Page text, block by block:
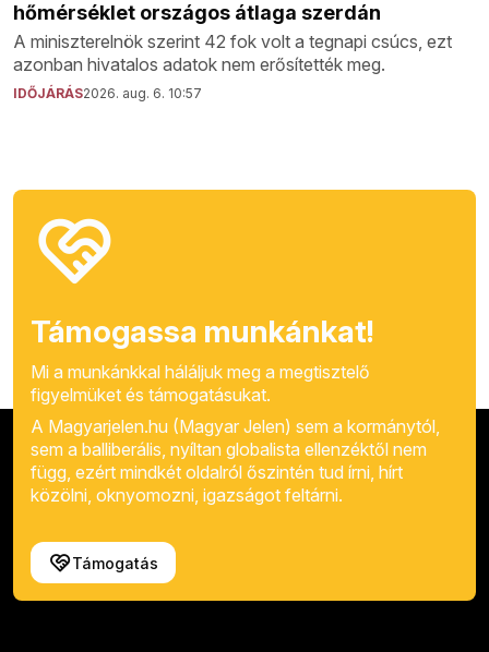
hőmérséklet országos átlaga szerdán
A miniszterelnök szerint 42 fok volt a tegnapi csúcs, ezt
azonban hivatalos adatok nem erősítették meg.
IDŐJÁRÁS2026. aug. 6. 10:57
Támogassa munkánkat!
Mi a munkánkkal háláljuk meg a megtisztelő
figyelmüket és támogatásukat.
A Magyarjelen.hu (Magyar Jelen) sem a kormánytól,
sem a balliberális, nyíltan globalista ellenzéktől nem
függ, ezért mindkét oldalról őszintén tud írni, hírt
közölni, oknyomozni, igazságot feltárni.
Támogatás